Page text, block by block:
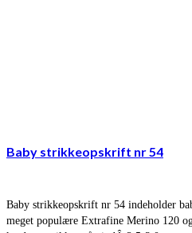
Baby strikkeopskrift nr 54
Baby strikkeopskrift nr 54 indeholder
meget populære Extrafine Merino 120